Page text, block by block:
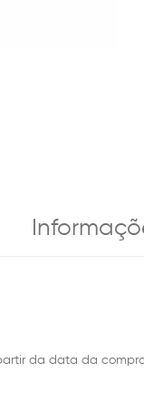
da data da